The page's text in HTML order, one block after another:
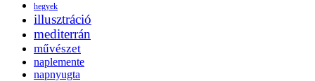
hegyek
illusztráció
mediterrán
művészet
naplemente
napnyugta